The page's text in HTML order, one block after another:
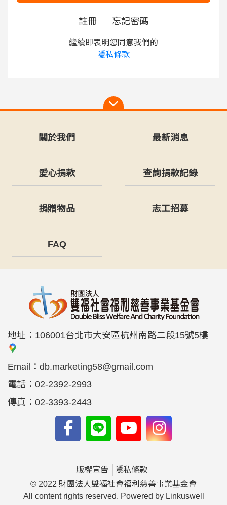
註冊 忘記密碼
繼續即表明您同意我們的
隱私條款
關於我們 最新消息
愛心捐款 查詢捐款記錄
捐贈物品 志工招募
FAQ
地址： 106001台北市大安區杭州南路二段15號5樓
Email： db.marketing58@gmail.com
電話： 02-2392-2993
傳真： 02-3393-2443
版權宣告
隱私條款
© 2022 財團法人雙福社會福利慈善事業基金會
All content rights reserved. Powered by Linkuswell